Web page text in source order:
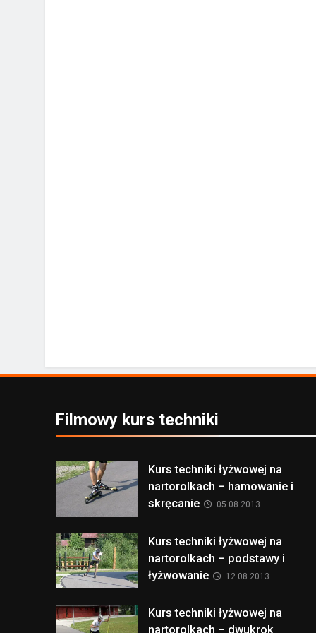
Filmowy kurs techniki
Kurs techniki łyżwowej na
nartorolkach – hamowanie i
skręcanie
05.08.2013
Kurs techniki łyżwowej na
nartorolkach – podstawy i
łyżwowanie
12.08.2013
Kurs techniki łyżwowej na
nartorolkach – dwukrok